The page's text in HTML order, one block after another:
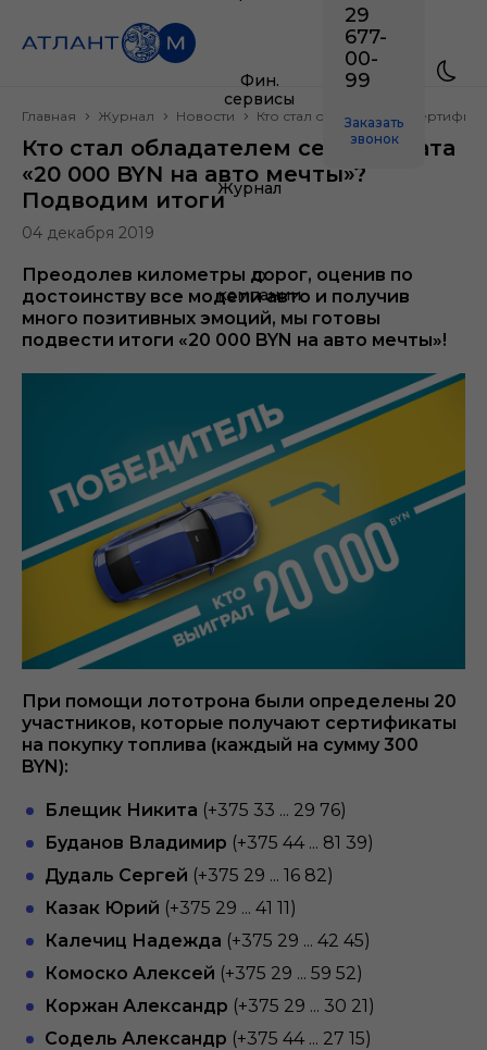
Фин.
сервисы
Журнал
О
компании
29
677-
00-
99
Заказать
звонок
Главная Журнал Новости Кто стал обладателем
Кто стал обладателем сертификата
«20 000 BYN на авто мечты»?
Подводим итоги
04 декабря 2019
Преодолев километры дорог, оценив по
достоинству все модели авто и получив
много позитивных эмоций, мы готовы
подвести итоги «20 000 BYN на авто мечты»!
При помощи лототрона были определены 20
участников, которые получают сертификаты
на покупку топлива (каждый на сумму 300
BYN):
Блещик Никита (+375 33 ... 29 76)
Буданов Владимир (+375 44 ... 81 39)
Дудаль Сергей (+375 29 ... 16 82)
Казак Юрий (+375 29 ... 41 11)
Калечиц Надежда (+375 29 ... 42 45)
Комоско Алексей (+375 29 ... 59 52)
Коржан Александр (+375 29 ... 30 21)
Содель Александр (+375 44 ... 27 15)